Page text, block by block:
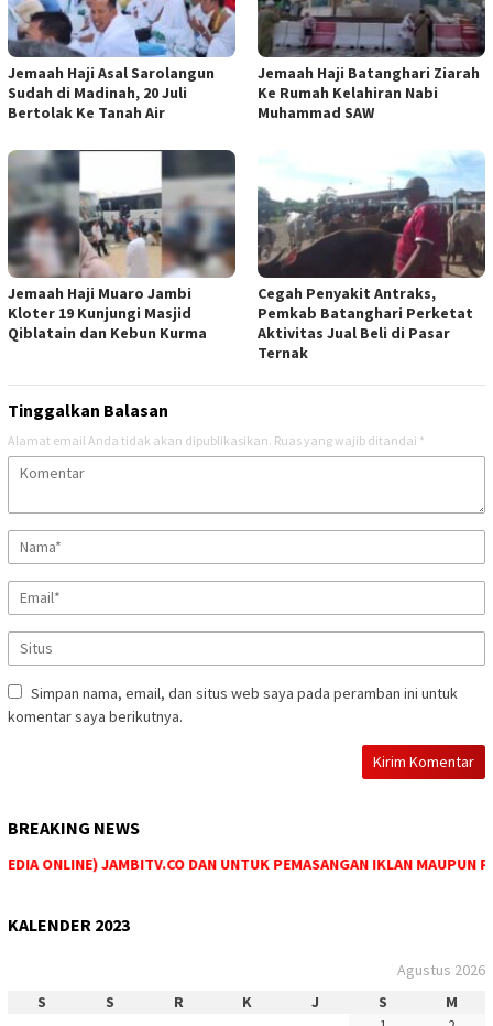
Jemaah Haji Asal Sarolangun
Sudah di Madinah, 20 Juli
Bertolak Ke Tanah Air
Jemaah Haji Batanghari Ziarah
Ke Rumah Kelahiran Nabi
Muhammad SAW
Jemaah Haji Muaro Jambi
Kloter 19 Kunjungi Masjid
Qiblatain dan Kebun Kurma
Cegah Penyakit Antraks,
Pemkab Batanghari Perketat
Aktivitas Jual Beli di Pasar
Ternak
Tinggalkan Balasan
Alamat email Anda tidak akan dipublikasikan. Ruas yang wajib ditandai *
Simpan nama, email, dan situs web saya pada peramban ini untuk
komentar saya berikutnya.
BREAKING NEWS
ONLINE) JAMBITV.CO DAN UNTUK PEMASANGAN IKLAN MAUPUN
KALENDER 2023
Agustus 2026
S
S R K J S
M